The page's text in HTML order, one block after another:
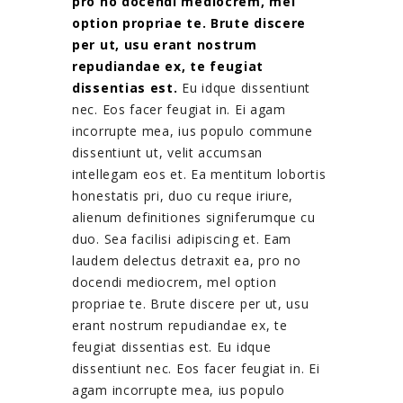
option propriae te. Brute discere
per ut, usu erant nostrum
repudiandae ex, te feugiat
dissentias est. Eu idque dissentiunt
nec. Eos facer feugiat in. Ei agam
incorrupte mea, ius populo commune
dissentiunt ut, velit accumsan
intellegam eos et. Ea mentitum lobortis
honestatis pri, duo cu reque iriure,
alienum definitiones signiferumque cu
duo. Sea facilisi adipiscing et. Eam
laudem delectus detraxit ea, pro no
docendi mediocrem, mel option
propriae te. Brute discere per ut, usu
erant nostrum repudiandae ex, te
feugiat dissentias est. Eu idque
dissentiunt nec. Eos facer feugiat in. Ei
agam incorrupte mea, ius populo